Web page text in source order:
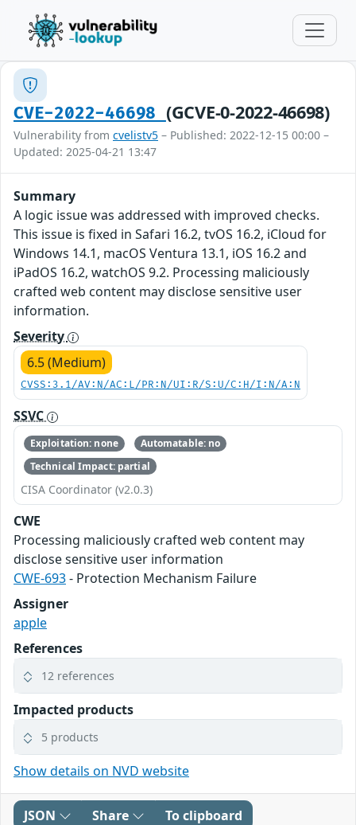
CVE-2022-46698 (GCVE-0-2022-46698)
Vulnerability from cvelistv5 – Published: 2022-12-15 00:00 –
Updated: 2025-04-21 13:47
Summary
A logic issue was addressed with improved checks.
This issue is fixed in Safari 16.2, tvOS 16.2, iCloud for
Windows 14.1, macOS Ventura 13.1, iOS 16.2 and
iPadOS 16.2, watchOS 9.2. Processing maliciously
crafted web content may disclose sensitive user
information.
Severity
6.5 (Medium)
CVSS:3.1/AV:N/AC:L/PR:N/UI:R/S:U/C:H/I:N/A:N
SSVC
Exploitation: none
Automatable: no
Technical Impact: partial
CISA Coordinator (v2.0.3)
CWE
Processing maliciously crafted web content may
disclose sensitive user information
CWE-693- Protection Mechanism Failure
Assigner
apple
References
12 references
Impacted products
5 products
Show details on NVD website
JSON Share To clipboard